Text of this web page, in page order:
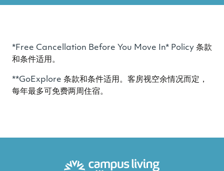
*Free Cancellation Before You Move In* Policy 条款
和条件适用。
**GoExplore 条款和条件适用。客房视空余情况而定，
每年最多可免费两周住宿。